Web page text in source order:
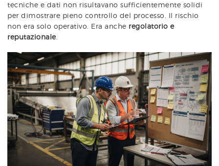
tecniche e dati non risultavano sufficientemente solidi
per dimostrare pieno controllo del processo. Il rischio
non era solo operativo. Era anche regolatorio e
reputazionale.